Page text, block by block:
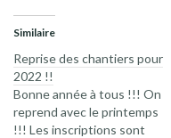
dans
nouvelle
Similaire
Reprise des chantiers pour
2022 !!
Bonne année à tous !!! On
reprend avec le printemps
!!! Les inscriptions sont